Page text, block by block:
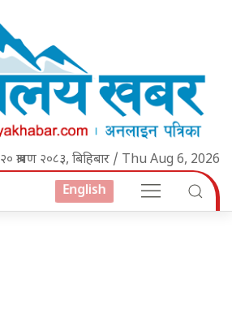
२० श्रावण २०८३, बिहिबार / Thu Aug 6, 2026
English